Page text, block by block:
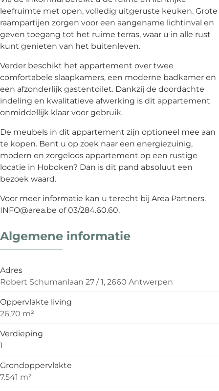
leefruimte met open, volledig uitgeruste keuken. Grote
raampartijen zorgen voor een aangename lichtinval en
geven toegang tot het ruime terras, waar u in alle rust
kunt genieten van het buitenleven.
Verder beschikt het appartement over twee
comfortabele slaapkamers, een moderne badkamer en
een afzonderlijk gastentoilet. Dankzij de doordachte
indeling en kwalitatieve afwerking is dit appartement
onmiddellijk klaar voor gebruik.
De meubels in dit appartement zijn optioneel mee aan
te kopen. Bent u op zoek naar een energiezuinig,
modern en zorgeloos appartement op een rustige
locatie in Hoboken? Dan is dit pand absoluut een
bezoek waard.
Voor meer informatie kan u terecht bij Area Partners.
INFO@area.be of 03/284.60.60.
Algemene informatie
Adres
Robert Schumanlaan 27 / 1, 2660 Antwerpen
Oppervlakte living
26,70 m²
Verdieping
1
Grondoppervlakte
7.541 m²